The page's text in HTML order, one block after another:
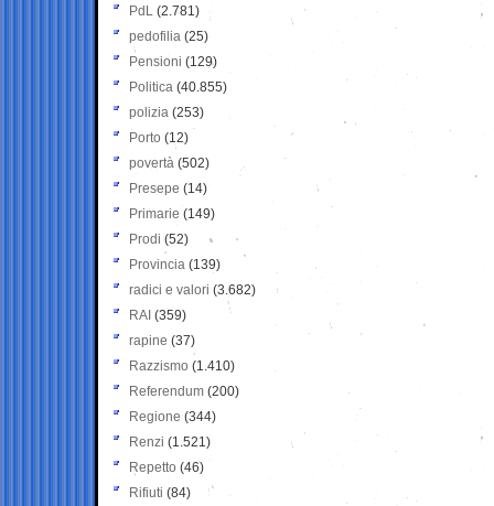
PdL (2.781)
pedofilia (25)
Pensioni (129)
Politica (40.855)
polizia (253)
Porto (12)
povertà (502)
Presepe (14)
Primarie (149)
Prodi (52)
Provincia (139)
radici e valori (3.682)
RAI (359)
rapine (37)
Razzismo (1.410)
Referendum (200)
Regione (344)
Renzi (1.521)
Repetto (46)
Rifiuti (84)